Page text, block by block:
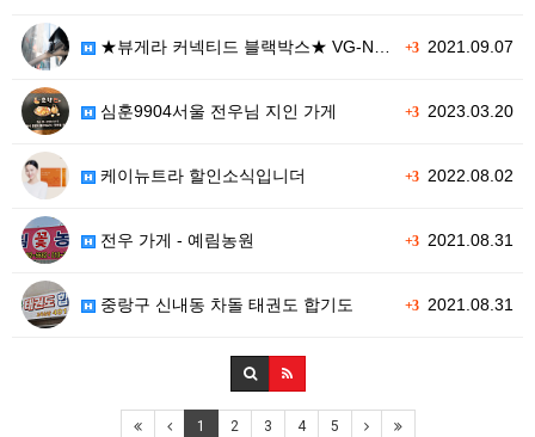
+32021.09.07
★뷰게라 커넥티드 블랙박스★ VG-N…
+32023.03.20
심훈9904서울 전우님 지인 가게
+32022.08.02
케이뉴트라 할인소식입니더
+32021.08.31
전우 가게 - 예림농원
+32021.08.31
중랑구 신내동 차돌 태권도 합기도
1 2 3 4 5